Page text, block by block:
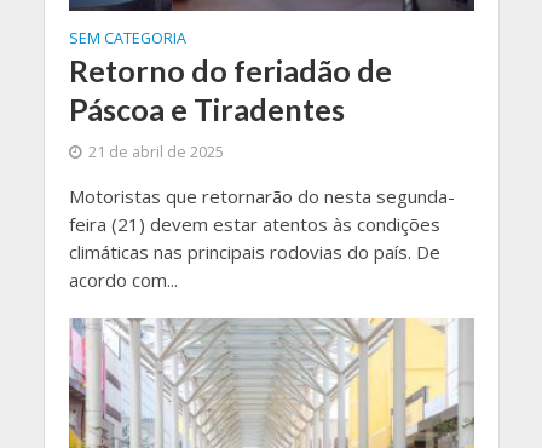
SEM CATEGORIA
Retorno do feriadão de
Páscoa e Tiradentes
21 de abril de 2025
Motoristas que retornarão do nesta segunda-
feira (21) devem estar atentos às condições
climáticas nas principais rodovias do país. De
acordo com...